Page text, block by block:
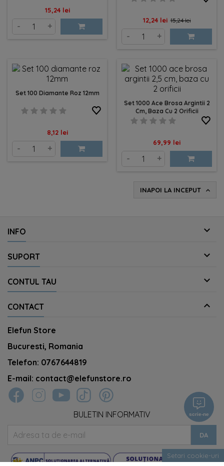
Pret
15,24 lei
- +
Pret
12,24 lei Pret
baza
15,24 lei
- +
Set 100 Diamante Roz 12mm
Pret
8,12 lei
- +
Set 1000 Ace Brosa Argintii 2
Cm, Baza Cu 2 Orificii
Pret
69,99 lei
- +
INAPOI LA INCEPUT 
INFO 
SUPORT 
CONTUL TAU 
CONTACT 
Elefun Store
Bucuresti, Romania
Telefon: 0767644819
E-mail: contact@elefunstore.ro
scrie-ne
BULETIN INFORMATIV
Setari cookie-uri